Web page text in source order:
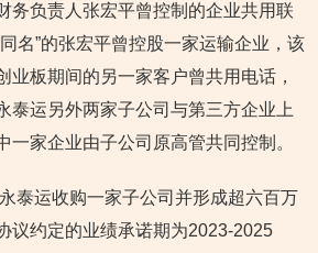
务负责人张宏平曾控制的企业共用联
名”的张宏平曾控股一家运输企业，该
业板期间的另一家客户曾共用电话，
泰运另外两家子公司与第三方企业上
一家企业由子公司原高管共同控制。
泰运收购一家子公司并形成超六百万
议约定的业绩承诺期为2023-2025